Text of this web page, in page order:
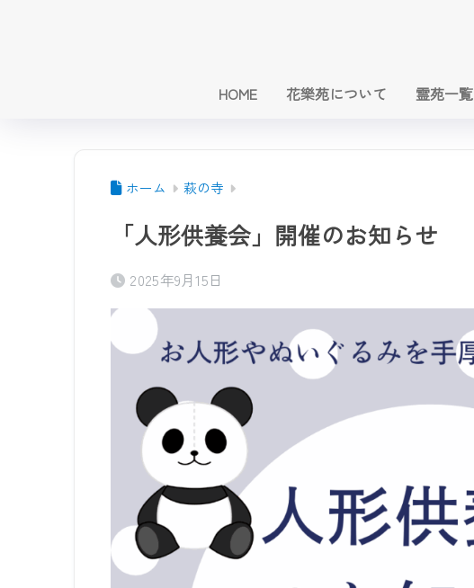
HOME 花樂苑について 霊苑一覧
ホーム 萩の寺
「人形供養会」開催のお知らせ
2025年9月15日